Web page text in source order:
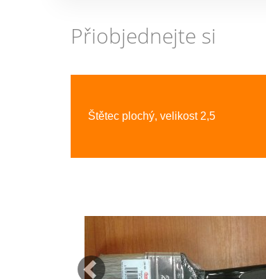
Přiobjednejte si
Štětec plochý, velikost 2,5